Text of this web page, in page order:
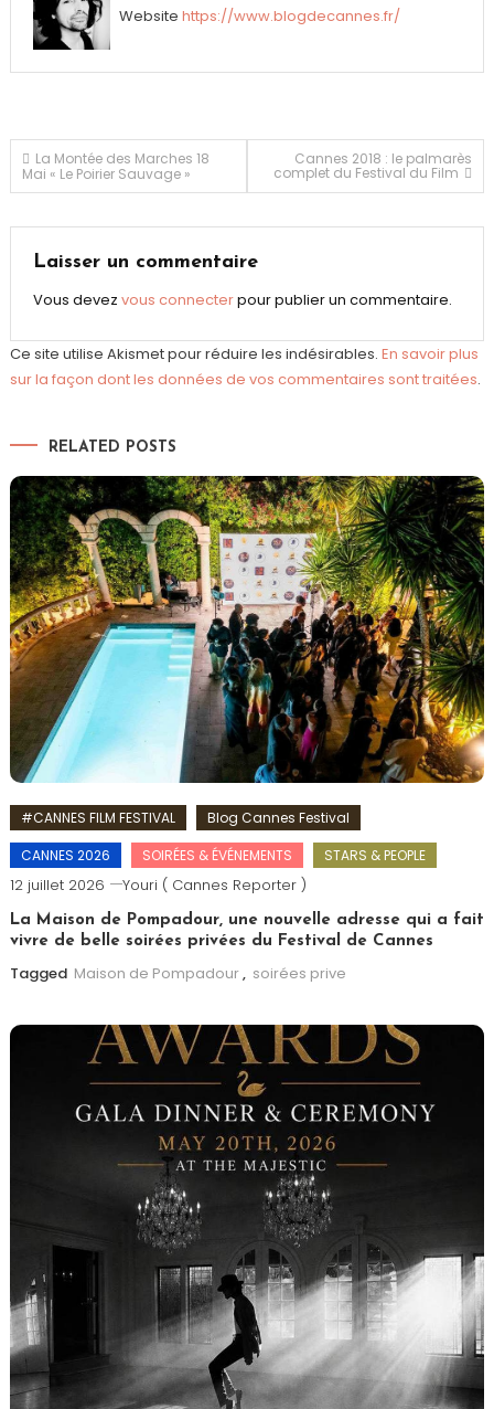
Website https://www.blogdecannes.fr/
Navigation
l’article
La Montée des Marches 18
Mai « Le Poirier Sauvage »
Cannes 2018 : le palmarès
complet du Festival du Film
Laisser un commentaire
Vous devez vous connecterpour publier un commentaire.
Ce site utilise Akismet pour réduire les indésirables. En savoir plus
sur la façon dont les données de vos commentaires sont traitées.
RELATED POSTS
#CANNES FILM FESTIVAL
Blog Cannes Festival
CANNES 2026
SOIRÉES & ÉVÉNEMENTS STARS & PEOPLE
12 juillet 2026 Youri ( Cannes Reporter )
La Maison de Pompadour, une nouvelle adresse qui a fait
vivre de belle soirées privées du Festival de Cannes
Tagged Maison de Pompadour, soirées prive